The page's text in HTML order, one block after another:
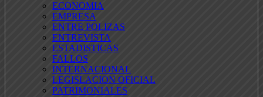
ECONOMIA
EMPRESA
ENTRE POLIZAS
ENTREVISTA
ESTADISTICAS
FALLOS
INTERNACIONAL
LEGISLACION OFICIAL
PATRIMONIALES